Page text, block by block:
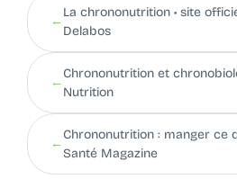
←
La chrononutrition • site
Delabos
←
Chrononutrition et
Nutrition
←
Chrononutrition : manger ce
Santé Magazine